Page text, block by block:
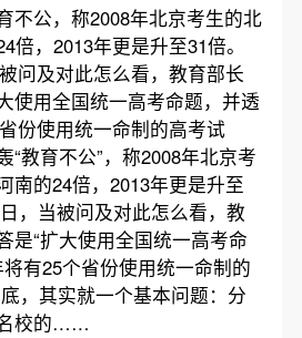
不公，称2008年北京考生的北
倍，2013年更是升至31倍。
问及对此怎么看，教育部长
使用全国统一高考命题，并透
份使用统一命制的高考试
教育不公”，称2008年北京考
南的24倍，2013年更是升至
，当被问及对此怎么看，教
是“扩大使用全国统一高考命
有25个省份使用统一命制的
，其实就一个基本问题：分
校的……